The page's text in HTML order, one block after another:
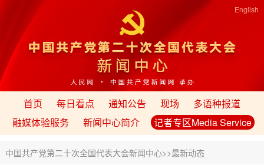
English
首页 每日看点 通知公告 现场
多语种报道
融媒体验服务
新闻中心简介 记者专区Media Service
中国共产党第二十次全国代表大会新闻中心>>最新动态